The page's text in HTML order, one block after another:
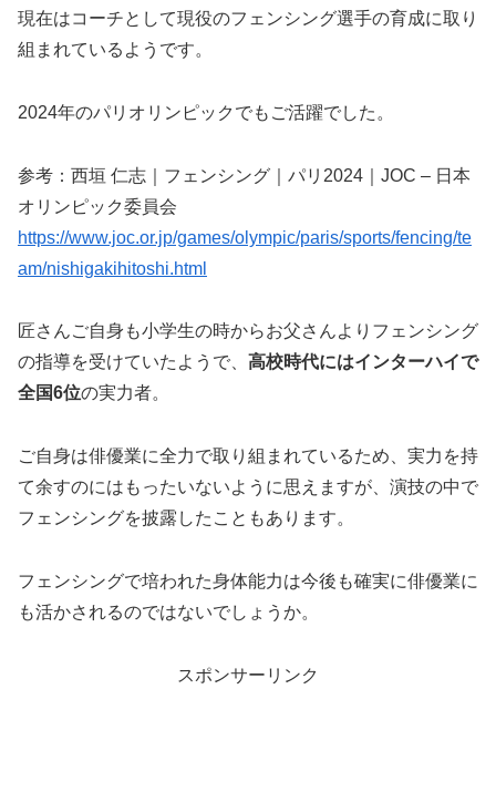
現在はコーチとして現役のフェンシング選手の育成に取り
組まれているようです。
2024年のパリオリンピックでもご活躍でした。
参考：西垣 仁志｜フェンシング｜パリ2024｜JOC – 日本
オリンピック委員会
https://www.joc.or.jp/games/olympic/paris/sports/fencing/te
am/nishigakihitoshi.html
匠さんご自身も小学生の時からお父さんよりフェンシング
の指導を受けていたようで、 高校時代にはインターハイで
全国6位の実力者。
ご自身は俳優業に全力で取り組まれているため、実力を持
て余すのにはもったいないように思えますが、演技の中で
フェンシングを披露したこともあります。
フェンシングで培われた身体能力は今後も確実に俳優業に
も活かされるのではないでしょうか。
スポンサーリンク